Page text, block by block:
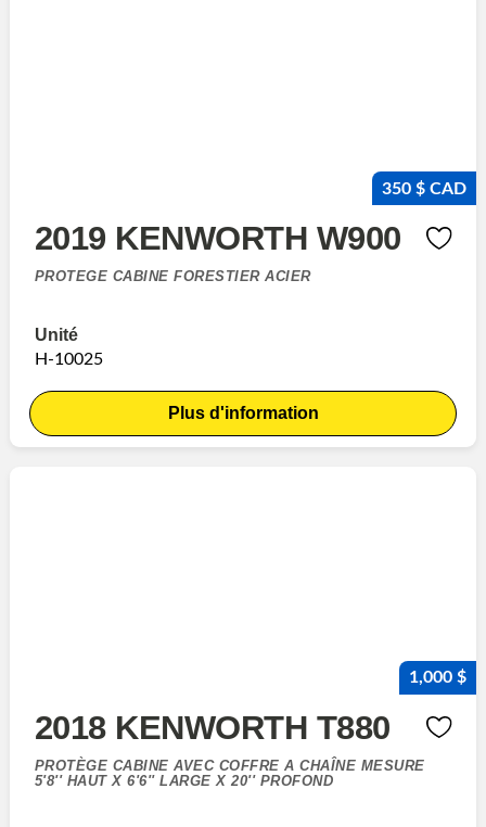
350 $ CAD
2019 KENWORTH W900
PROTEGE CABINE FORESTIER ACIER
Unité
H-10025
Plus d'information
1,000 $
2018 KENWORTH T880
PROTÈGE CABINE AVEC COFFRE A CHAÎNE MESURE
5'8'' HAUT X 6'6'' LARGE X 20'' PROFOND